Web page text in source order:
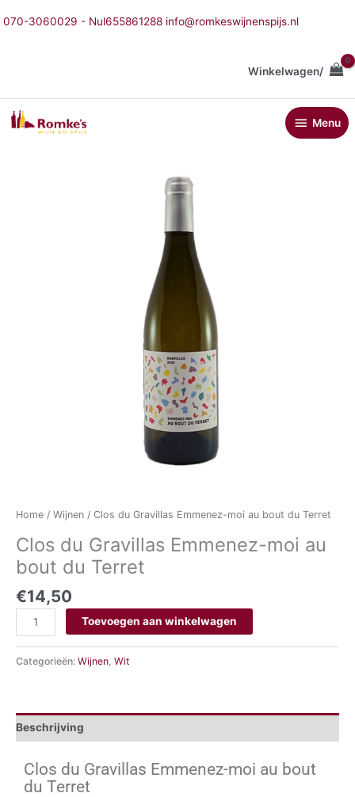
naar
070-3060029 - Nul655861288 info@romkeswijnenspijs.nl
Winkelwagen/
Menu
Menu
Home / Wijnen / Clos du Gravillas Emmenez-moi au bout du Terret
Clos du Gravillas Emmenez-moi au
bout du Terret
€14,50
Toevoegen aan winkelwagen
Categorieën: Wijnen Wit
Beschrijving
Clos du Gravillas Emmenez-moi au bout
du Terret